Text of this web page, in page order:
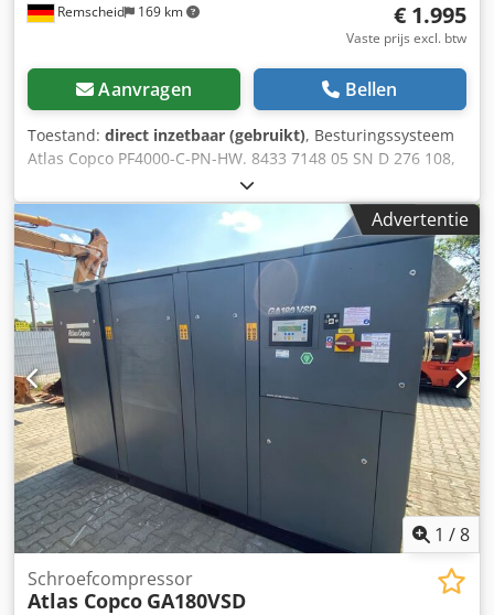
Remscheid 169 km € 1.995
Vaste prijs excl. btw
Aanvragen Bellen
Toestand: direct inzetbaar (gebruikt), Besturingssysteem
Atlas Copco PF4000-C-PN-HW. 8433 7148 05 SN D 276 108,
gebruikt, lichte gebruikssporen, 100% functioneel,
leveringsomvang conform foto's Csdpjrv Nz Aofx An Ijrf
Advertentie
1 /8
Schroefcompressor
Atlas Copco GA180VSD